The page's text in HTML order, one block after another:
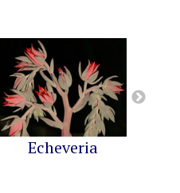
Echeveria